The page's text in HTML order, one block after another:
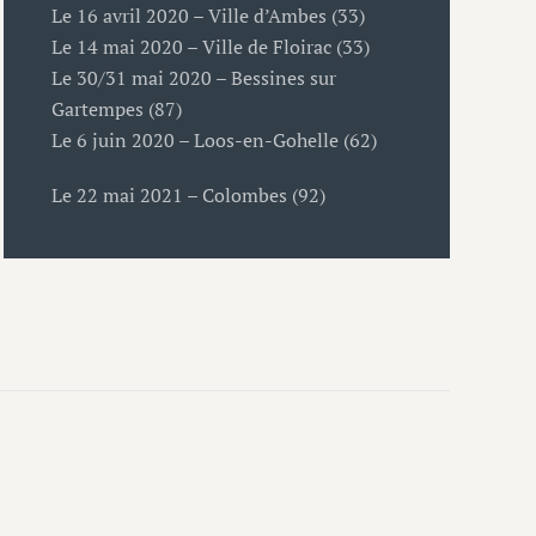
Le 16 avril 2020 – Ville d’Ambes (33)
Le 14 mai 2020 – Ville de Floirac (33)
Le 30/31 mai 2020 – Bessines sur
Gartempes (87)
Le 6 juin 2020 – Loos-en-Gohelle (62)
Le 22 mai 2021 – Colombes (92)